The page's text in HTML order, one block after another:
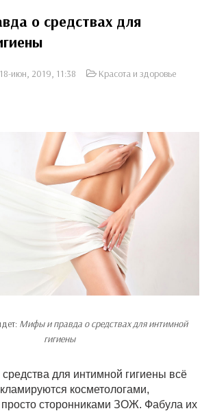
о средствах для
18-июн, 2019, 11:38
Красота и здоровье
Мифы и правда о средствах для интимной
гигиены
для интимной гигиены всё
косметологами,
просто сторонниками ЗОЖ. Фабула их